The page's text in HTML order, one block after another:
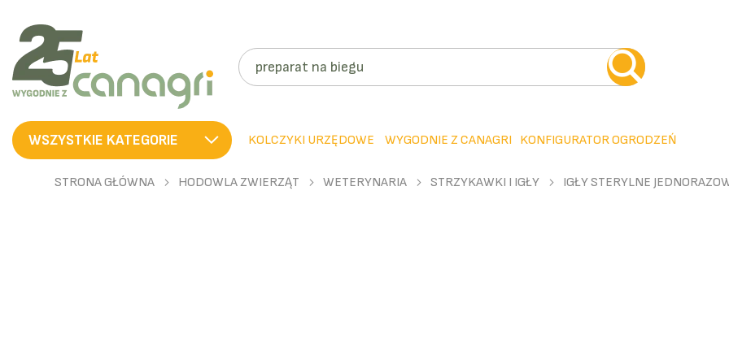
SZUKAJ
WSZYSTKIE KATEGORIE KOLCZYKI URZĘDOWE WYGODNIE Z CANAGRI KONFIGURATOR OGRODZEŃ
STRONA GŁÓWNA HODOWLA ZWIERZĄT WETERYNARIA STRZYKAWKI I IGŁY IGŁY STERYLNE